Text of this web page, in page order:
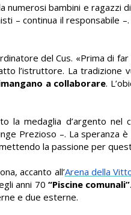
bambini e ragazzi
– continua il responsabile
del Cus. «Prima di
l’istruttore. La tradizione
a collaborare.
la medaglia d’argento nel
Prezioso –. La speranza
la passione per
accanto all’Arena della
anni 70“Piscine comunali”
e due esterne.